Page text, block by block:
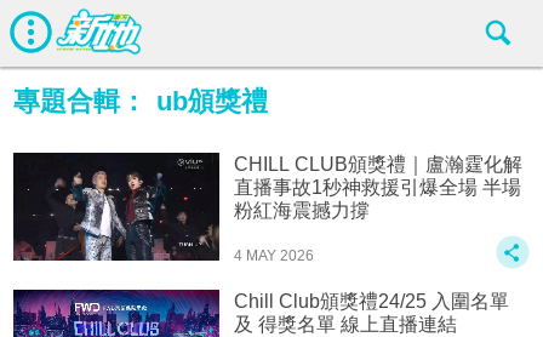
專題合輯： ub頒獎禮
CHILL CLUB頒獎禮｜盧瀚霆化解
直播事故1秒神救援引爆全場 半場
粉紅海震撼力撐
4 MAY 2026
Chill Club頒獎禮24/25 入圍名單
及 得獎名單 線上直播連結